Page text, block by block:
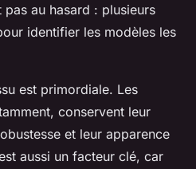
au hasard : plusieurs
identifier les modèles les
est primordiale. Les
conservent leur
et leur apparence
aussi un facteur clé, car